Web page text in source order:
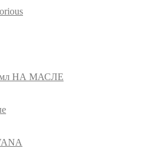
НА МАСЛЕ